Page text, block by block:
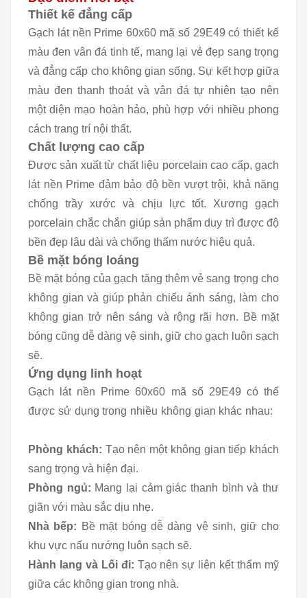
Thiết kế đẳng cấp
Gạch lát nền Prime 60x60 mã số 29E49 có thiết kế
màu đen vân đá tinh tế, mang lại vẻ đẹp sang trọng
và đẳng cấp cho không gian sống. Sự kết hợp giữa
màu đen thanh thoát và vân đá tự nhiên tạo nên
một diện mạo hoàn hảo, phù hợp với nhiều phong
cách trang trí nội thất.
Chất lượng cao cấp
Được sản xuất từ chất liệu porcelain cao cấp, gạch
lát nền Prime đảm bảo độ bền vượt trội, khả năng
chống trầy xước và chịu lực tốt. Xương gạch
porcelain chắc chắn giúp sản phẩm duy trì được độ
bền đẹp lâu dài và chống thấm nước hiệu quả.
Bề mặt bóng loáng
Bề mặt bóng của gạch tăng thêm vẻ sang trọng cho
không gian và giúp phản chiếu ánh sáng, làm cho
không gian trở nên sáng và rộng rãi hơn. Bề mặt
bóng cũng dễ dàng vệ sinh, giữ cho gạch luôn sạch
sẽ.
Ứng dụng linh hoạt
Gạch lát nền Prime 60x60 mã số 29E49 có thể
được sử dụng trong nhiều không gian khác nhau:
Phòng khách: Tạo nên một không gian tiếp khách
sang trọng và hiện đại.
Phòng ngủ: Mang lại cảm giác thanh bình và thư
giãn với màu sắc dịu nhẹ.
Nhà bếp: Bề mặt bóng dễ dàng vệ sinh, giữ cho
khu vực nấu nướng luôn sạch sẽ.
Hành lang và Lối đi: Tạo nên sự liên kết thẩm mỹ
giữa các không gian trong nhà.